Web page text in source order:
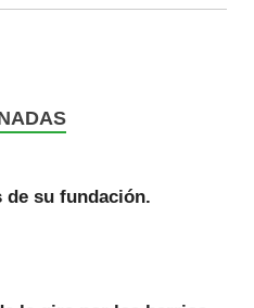
de su fundación.